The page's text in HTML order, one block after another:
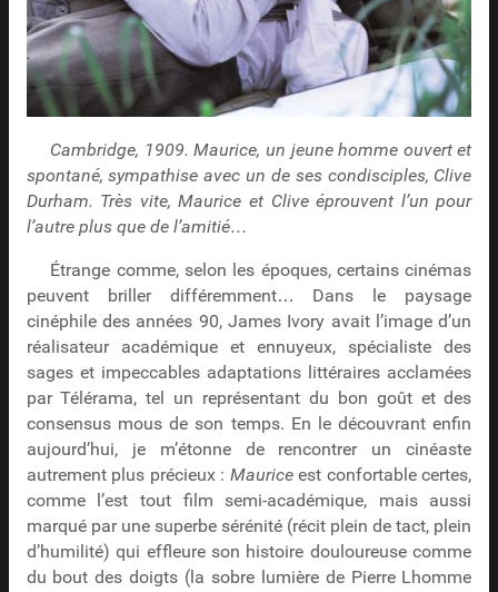
Cambridge, 1909. Maurice, un jeune homme ouvert et
spontané, sympathise avec un de ses condisciples, Clive
Durham. Très vite, Maurice et Clive éprouvent l’un pour
l’autre plus que de l’amitié…
Étrange comme, selon les époques, certains cinémas
peuvent briller différemment… Dans le paysage
cinéphile des années 90, James Ivory avait l’image d’un
réalisateur académique et ennuyeux, spécialiste des
sages et impeccables adaptations littéraires acclamées
par Télérama, tel un représentant du bon goût et des
consensus mous de son temps. En le découvrant enfin
aujourd’hui, je m’étonne de rencontrer un cinéaste
autrement plus précieux : Mauriceest confortable certes,
comme l’est tout film semi-académique, mais aussi
marqué par une superbe sérénité (récit plein de tact, plein
d’humilité) qui effleure son histoire douloureuse comme
du bout des doigts (la sobre lumière de Pierre Lhomme